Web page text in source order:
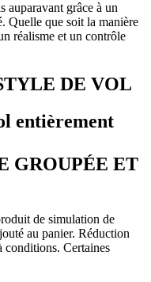
auparavant grâce à un
Quelle que soit la manière
réalisme et un contrôle
DE VOL
entièrement
GROUPÉE ET
de simulation de
au panier. Réduction
conditions. Certaines